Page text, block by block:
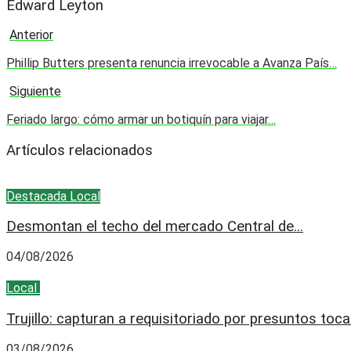
Edward Leyton
Anterior
Phillip Butters presenta renuncia irrevocable a Avanza País…
Siguiente
Feriado largo: cómo armar un botiquín para viajar…
Artículos relacionados
Destacada Local
Desmontan el techo del mercado Central de...
04/08/2026
Local
Trujillo: capturan a requisitoriado por presuntos